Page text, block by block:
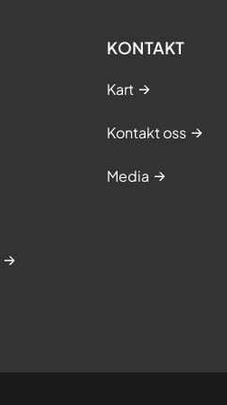
KONTAKT
Kart
Kontakt oss
Media